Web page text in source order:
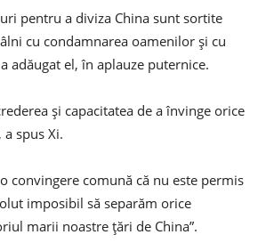
pentru a diviza China sunt sortite
cu condamnarea oamenilor și cu
adăugat el, în aplauze puternice.
și capacitatea de a învinge orice
spus Xi.
convingere comună că nu este permis
imposibil să separăm orice
marii noastre țări de China”.